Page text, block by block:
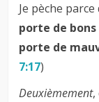
Je pèche
porte de
porte de
7:17)
Deuxièmement,